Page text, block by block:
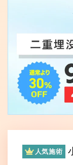
人気施術